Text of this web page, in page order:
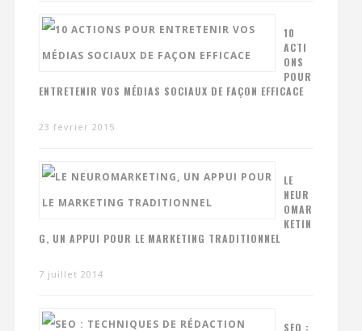
10
ACTI
ONS
POUR
ENTRETENIR VOS MÉDIAS SOCIAUX DE FAÇON EFFICACE
23 février 2015
LE
NEUR
OMAR
KETIN
G, UN APPUI POUR LE MARKETING TRADITIONNEL
7 juillet 2014
SEO :